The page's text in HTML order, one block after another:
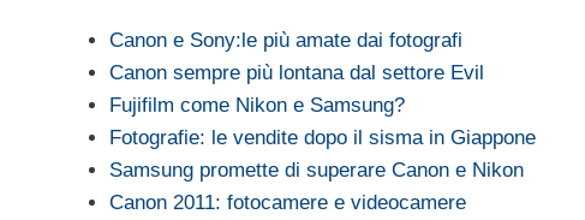
Canon e Sony:le più amate dai fotografi
Canon sempre più lontana dal settore Evil
Fujifilm come Nikon e Samsung?
Fotografie: le vendite dopo il sisma in Giappone
Samsung promette di superare Canon e Nikon
Canon 2011: fotocamere e videocamere